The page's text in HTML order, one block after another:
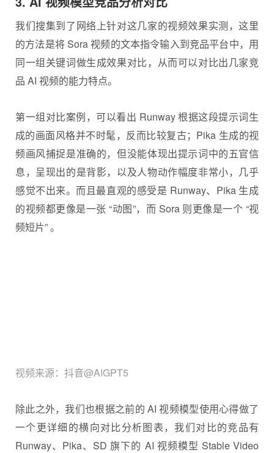
我们搜集到了网络上针对这几家的视频效果实测，这里
的方法是将 Sora 视频的文本指令输入到竞品平台中，用
同一组关键词做生成效果对比，从而可以对比出几家竞
品 AI 视频的能力特点。
第一组对比案例，可以看出 Runway 根据这段提示词生
成的画面风格并不时髦，反而比较复古；Pika 生成的视
频画风捕捉是准确的，但没能体现出提示词中的五官信
息，呈现出的是背影，以及人物动作幅度非常小，几乎
感觉不出来。而且最直观的感受是 Runway、Pika 生成
的视频都更像是一张 “动图”，而 Sora 则更像是一个 “视
频短片” 。
视频来源：抖音@AIGPT5
除此之外，我们也根据之前的 AI 视频模型使用心得做了
一个更详细的横向对比分析图表，我们对比的竞品有
Runway、Pika、SD 旗下的 AI 视频模型 Stable Video